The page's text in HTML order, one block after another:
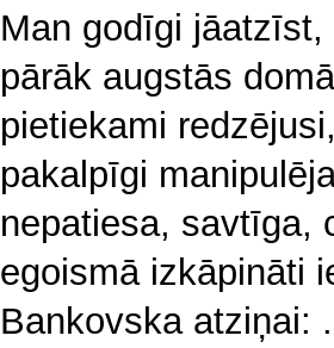
Man godīgi
pārāk augstās
pietiekami
pakalpīgi
nepatiesa, savtīga,
egoismā izkāpināti
Bankovska atziņai: